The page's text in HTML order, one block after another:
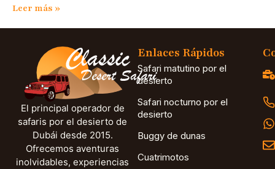
Leer más »
El principal operador de
safaris por el desierto de
Dubái desde 2015.
Ofrecemos aventuras
inolvidables, experiencias
Enlaces Rápidos
Safari matutino por el
desierto
Safari nocturno por el
desierto
Buggy de dunas
Cuatrimotos